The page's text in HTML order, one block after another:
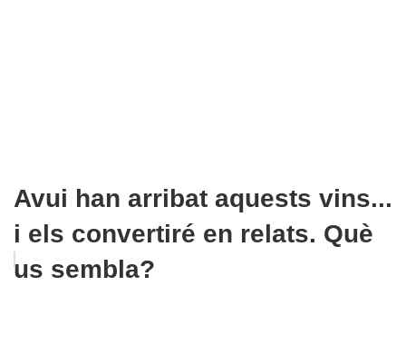
Avui han arribat aquests vins...
i els convertiré en relats. Què
us sembla?